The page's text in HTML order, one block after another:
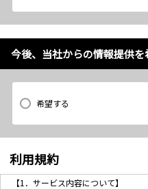
今後、当社からの情報提供を
希望する
利用規約
【1．サービス内容について】